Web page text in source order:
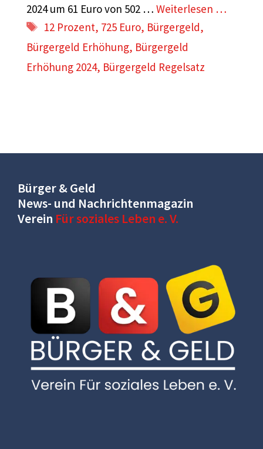
2024 um 61 Euro von 502 … Weiterlesen …
Schlagwörter
12 Prozent, 725 Euro, Bürgergeld,
Bürgergeld Erhöhung, Bürgergeld
Erhöhung 2024, Bürgergeld Regelsatz
Bürger & Geld
News- und Nachrichtenmagazin
Verein Für soziales Leben e. V.